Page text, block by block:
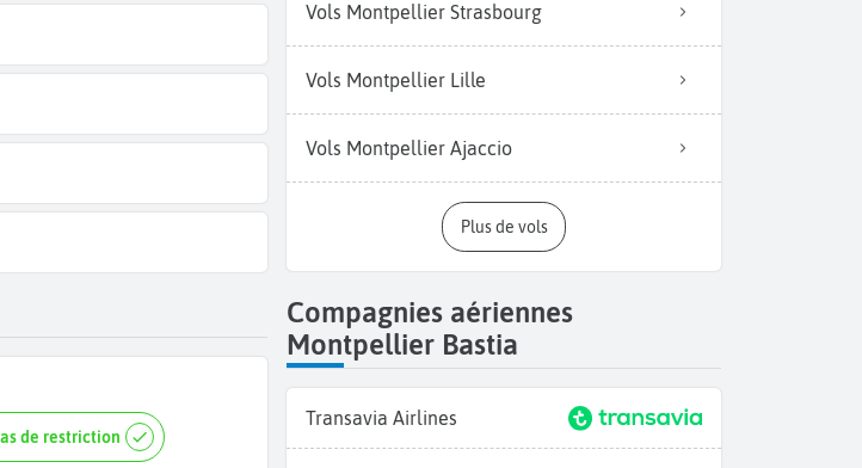
de restriction
Vols Montpellier Strasbourg
Vols Montpellier Lille
Vols Montpellier Ajaccio
Plus de vols
Compagnies aériennes
Montpellier Bastia
Transavia Airlines